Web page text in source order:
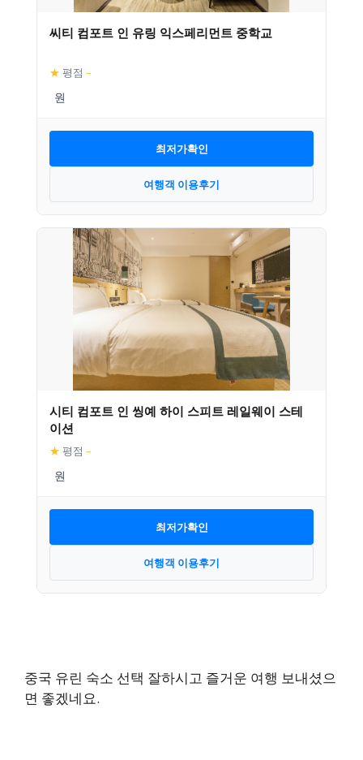
씨티 컴포트 인 유링 익스페리먼트 중학교
★ 평점 –
최저가확인
여행객 이용후기
시티 컴포트 인 씽예 하이 스피트 레일웨이 스테
이션
★ 평점 –
최저가확인
여행객 이용후기
중국 유린 숙소 선택 잘하시고 즐거운 여행 보내셨으
면 좋겠네요.